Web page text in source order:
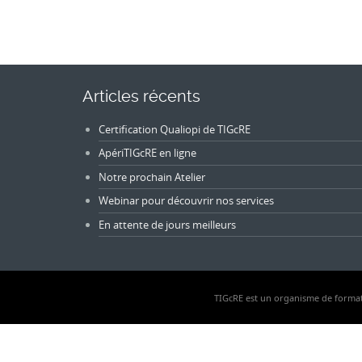
Articles récents
Certification Qualiopi de TIGcRE
ApériTIGcRE en ligne
Notre prochain Atelier
Webinar pour découvrir nos services
En attente de jours meilleurs
TIGcRE est un organisme de